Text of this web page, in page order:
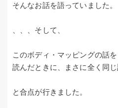
そんなお話を語っていました。
、、、そして、
このボディ・マッピングの話を
読んだときに、まさに全く同じ
と合点が行きました。